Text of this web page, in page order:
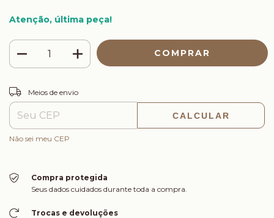
Atenção, última peça!
Entregas para o CEP:
Meios de envio
CALCULAR
Não sei meu CEP
Compra protegida
Seus dados cuidados durante toda a compra.
Trocas e devoluções